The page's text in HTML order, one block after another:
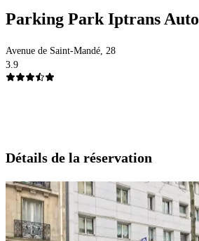
Parking Park Iptrans Auto
Avenue de Saint-Mandé, 28
3.9
Détails de la réservation